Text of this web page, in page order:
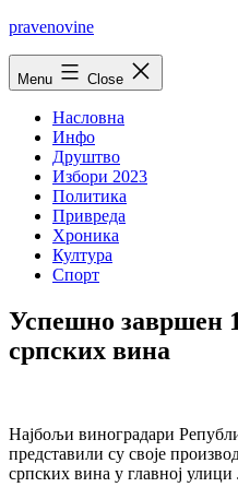
Skip
pravenovine
Menu Close
Насловна
Инфо
Друштво
Избори 2023
Политика
Привреда
Хроника
Култура
Спорт
Успешно завршен
српских вина
Најбољи виноградари
представили су своје
српских вина у главној улици